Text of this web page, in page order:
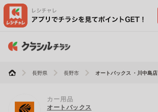
長野県 長野市 オートバックス ・川中島店
カー用品
オートバックス